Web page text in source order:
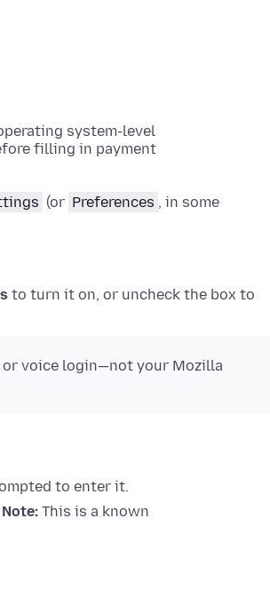
system-level
filling in payment
(or Preferences , in some
to turn it on, or uncheck the box to
voice login—not your Mozilla
to enter it.
Note: This is a known